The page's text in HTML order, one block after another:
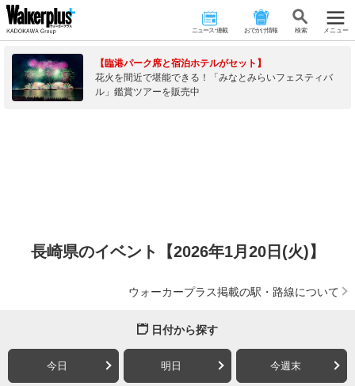
ニュース･連載 おでかけ情報 検 索 メニュー
【臨港パーク席と宿泊ホテルがセット】
花火を間近で堪能できる！「みなとみらいフェスティバ
ル」鑑賞ツアーを販売中
長崎県のイベント【2026年1月20日(火)】
ウォーカープラス掲載の駅・路線について
日付から探す
今日 明日 今週末